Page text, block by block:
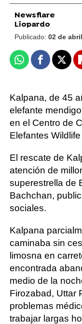
Newsflare
Liopardo
Publicado: 02 de
WhatsappFacebook
X
Kalpana, de 45
elefante
en el Centro de
Elefantes
El rescate de
atención de
superestrella de
Bachchan,
sociales.
Kalpana
caminaba sin
limosna en
encontrada
medio de la
Firozabad, Uttar
problemas
trabajar largas